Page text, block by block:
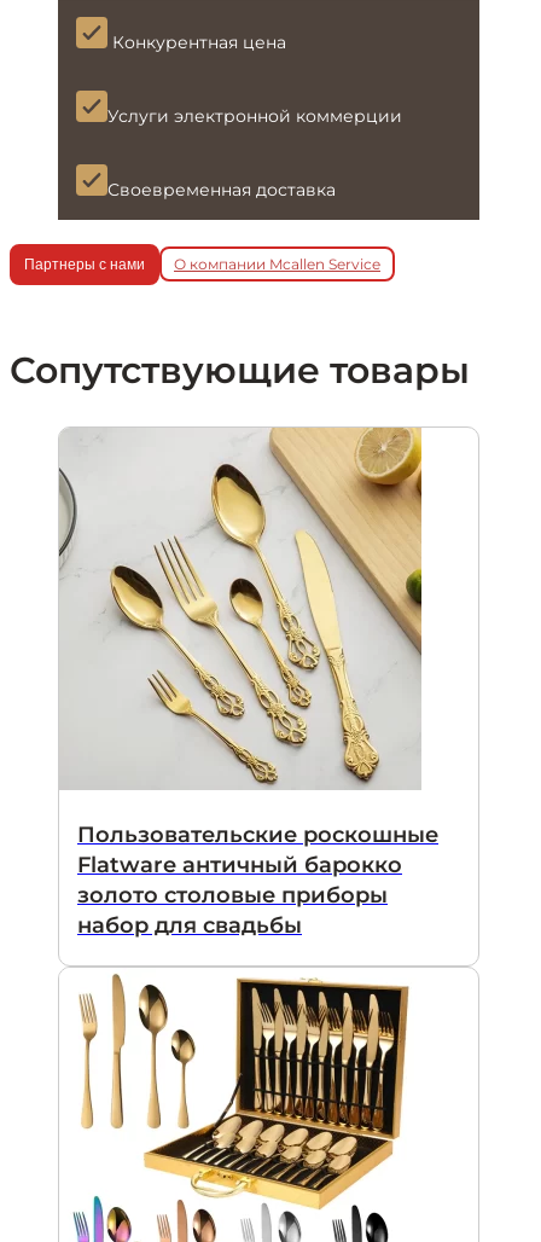
Конкурентная цена
Услуги электронной коммерции
Своевременная доставка
Партнеры с нами О компании Mcallen Service
Сопутствующие товары
Пользовательские роскошные
Flatware античный барокко
золото столовые приборы
набор для свадьбы